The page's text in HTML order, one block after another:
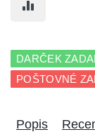
DARČEK
POŠTOVNÉ
Popis